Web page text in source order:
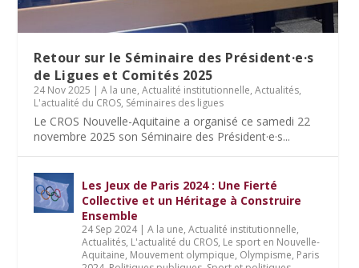
Retour sur le Séminaire des Président·e·s
de Ligues et Comités 2025
24 Nov 2025 |A la une,Actualité institutionnelle,Actualités,
L'actualité du CROS, Séminaires des ligues
Le CROS Nouvelle-Aquitaine a organisé ce samedi 22
novembre 2025 son Séminaire des Président·e·s...
Les Jeux de Paris 2024 : Une Fierté
Collective et un Héritage à Construire
Ensemble
24 Sep 2024|A la une,Actualité institutionnelle,
Actualités, L'actualité du CROS, Le sport en Nouvelle-
Aquitaine, Mouvement olympique, Olympisme, Paris